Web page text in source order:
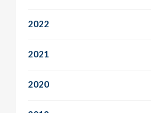
2022
2021
2020